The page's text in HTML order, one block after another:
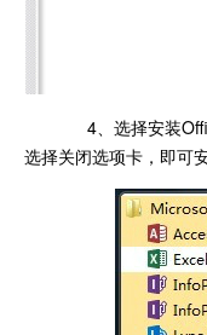
4、选择安装
选择关闭选项卡，即可